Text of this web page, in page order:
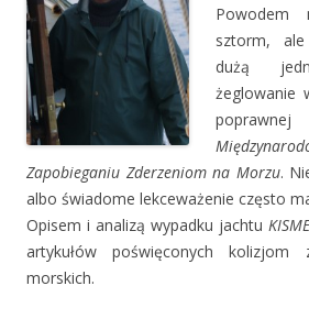
Powodem
sztorm,
dużą
żeglowanie
Zapobieganiu Zderzeniom na Morzu.
albo świadome lekceważenie często
Opisem i analizą wypadku jachtu
artykułów poświęconych kolizjom
morskich.